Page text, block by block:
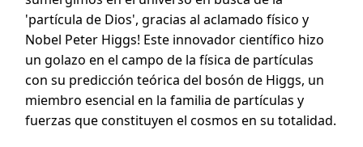
'partícula de Dios', gracias al aclamado físico y
Nobel Peter Higgs! Este innovador científico hizo
un golazo en el campo de la física de partículas
con su predicción teórica del bosón de Higgs, un
miembro esencial en la familia de partículas y
fuerzas que constituyen el cosmos en su totalidad.